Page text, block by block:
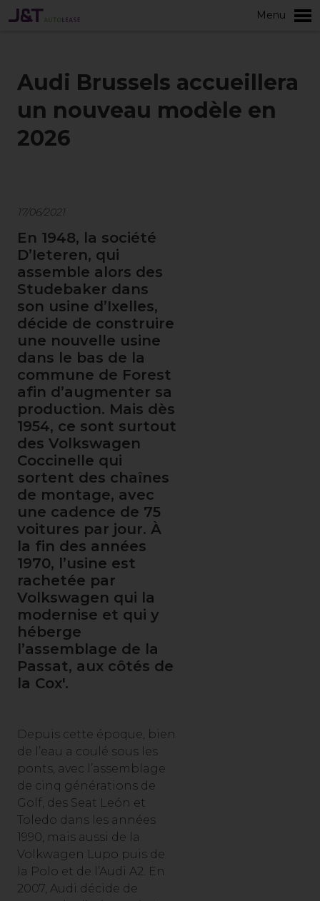
Menu
Audi Brussels accueillera
un nouveau modèle en
2026
17/06/2021
En 1948, la société
D’Ieteren, qui
assemble alors des
Studebaker dans
son usine d’Ixelles,
décide de construire
une nouvelle usine
dans le bas de la
commune de Forest
afin d’augmenter sa
production. Mais dès
1954, ce sont surtout
des Volkswagen
Coccinelle qui
sortent des chaînes
de montage, avec
une cadence de 75
voitures par jour. À
la fin des années
1970, l’usine est
rachetée par
Volkswagen qui la
modernise et qui y
héberge
l’assemblage de la
Passat, aux côtés de
la Cox'.
Depuis cette époque, bien
de l’eau a coulé sous les
ponts, avec l’assemblage
de cinq générations de
Golf, des Seat León et
Toledo dans les années
1990, mais aussi de la
Volkwagen Lupo puis de
la Polo et de l’Audi A2. En
2007, Audi décide de